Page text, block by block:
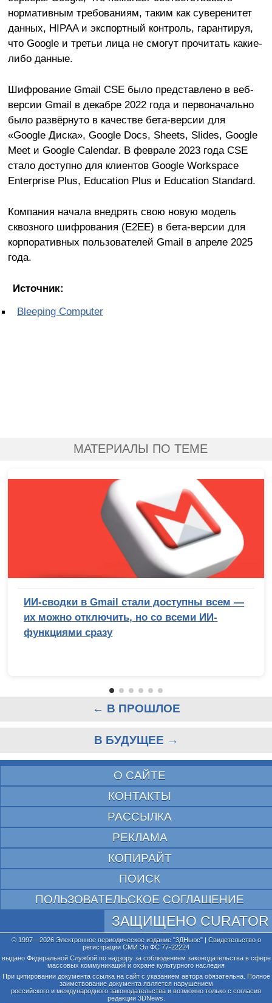
нормативным требованиям, таким как суверенитет
данных, HIPAA и экспортный контроль, гарантируя,
что Google и третьи лица не смогут прочитать какие-
либо данные.
Шифрование Gmail CSE было представлено в веб-
версии Gmail в декабре 2022 года и первоначально
было развёрнуто в качестве бета-версии для
«Google Диска», Google Docs, Sheets, Slides, Google
Meet и Google Calendar. В феврале 2023 года CSE
стало доступно для клиентов Google Workspace
Enterprise Plus, Education Plus и Education Standard.
Компания начала внедрять свою новую модель
сквозного шифрования (E2EE) в бета-версии для
корпоративных пользователей Gmail в апреле 2025
года.
Источник:
Bleeping Computer
МАТЕРИАЛЫ ПО ТЕМЕ
ИИ-сводки в Gmail стали доступны всем —
их можно отключить, но со всеми ИИ-
функциями сразу
← В ПРОШЛОЕ
В БУДУЩЕЕ →
О САЙТЕ
КОНТАКТЫ
РАССЫЛКА
РЕКЛАМА
КОПИРАЙТ
ПОИСК
ПОЛЬЗОВАТЕЛЬСКОЕ СОГЛАШЕНИЕ
ЗАЩИЩЕНО CURATOR
© 1997—2026 Электронное периодическое издание "3ДНьюс" | Свидетельство о
регистрации СМИ Эл ФС 77-22224
выдано Федеральной Службой по надзору за соблюдением законодательства в сфере
массовых коммуникаций и охране культурного наследия
При цитировании документа ссылка на сайт с указанием автора обязательна. Полное
заимствование документа является нарушением
российского и международного законодательства и возможно только с согласия
редакции 3DNews.